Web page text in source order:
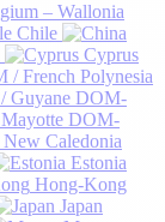
Chile
Cyprus
DOM-
DOM-
Estonia
Hong-Kong
Japan